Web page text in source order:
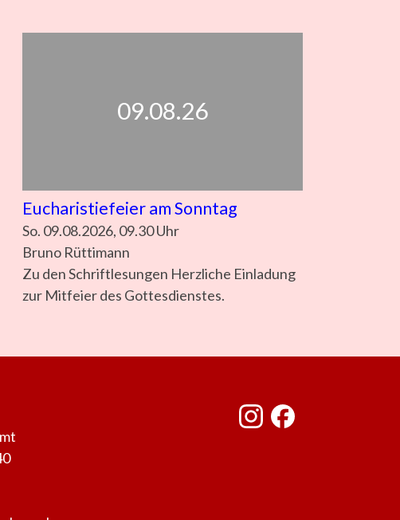
09.08.26
Eucharistiefeier am Sonntag
So. 09.08.2026, 09.30 Uhr
Bruno Rüttimann
Zu den Schriftlesungen Herzliche Einladung
zur Mitfeier des Gottesdienstes.